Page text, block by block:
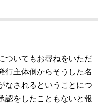
ついてもお尋ねをいただ
行主体側からそうした名
なされるということにつ
認をしたこともないと報